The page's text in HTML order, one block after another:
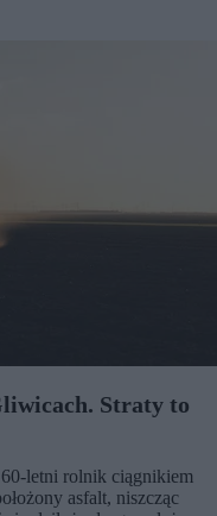
Straty to
letni rolnik ciągnikiem
asfalt, niszcząc